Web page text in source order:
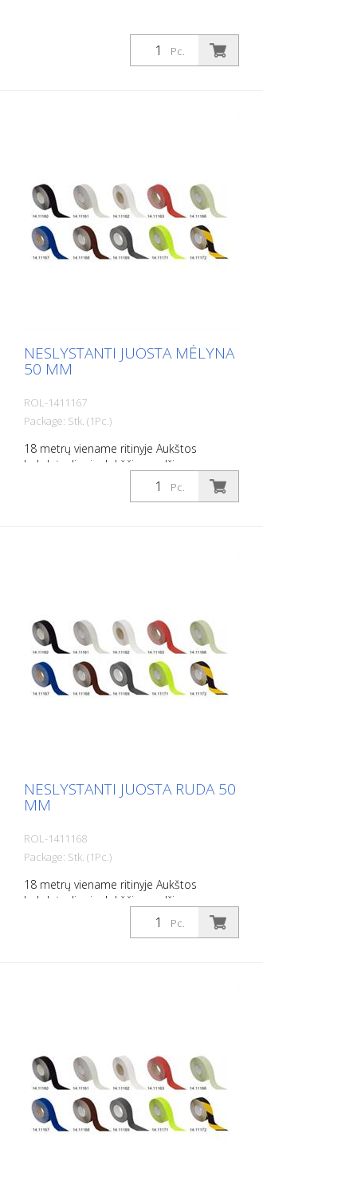
Pc.
NESLYSTANTI JUOSTA MĖLYNA
50 MM
ROL-1411167
Package: Stk. (1Pc.)
18 metrų viename ritinyje Aukštos
kokybės, lipni, plokščia medžiaga,
pasižyminti maksimaliu sukibimu ir puikiu
prisitaikymu. Idealiai tinka kloti ant
Pc.
NESLYSTANTI JUOSTA RUDA 50
MM
ROL-1411168
Package: Stk. (1Pc.)
18 metrų viename ritinyje Aukštos
kokybės, lipni, plokščia medžiaga,
pasižyminti maksimaliu sukibimu ir puikiu
prisitaikymu. Idealiai tinka kloti ant
Pc.